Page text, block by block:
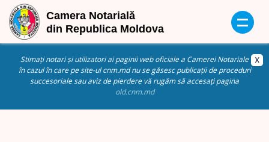
Stimați notari și utilizatori ai paginii web oficiale a Camerei Notariale
în cazul în care pe site-ul cnm.md nu se găsesc publicații de proceduri
succesoriale sau aviz de pierdere vă rugăm să accesați pagina
old.cnm.md